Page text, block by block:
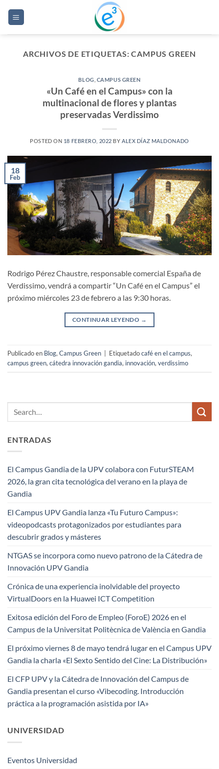
ARCHIVOS DE ETIQUETAS:CAMPUS GREEN
BLOG CAMPUS GREEN
«Un Café en el Campus» con la
multinacional de flores y plantas
preservadas Verdissimo
POSTED ON 18 FEBRERO, 2022 BY ALEX DÍAZ MALDONADO
18
Feb
Rodrigo Pérez Chaustre, responsable comercial España de
Verdissimo, vendrá a compartir “Un Café en el Campus” el
próximo miércoles 23 de febrero a las 9:30 horas.
CONTINUAR LEYENDO →
Publicado en Blog, Campus Green Etiquetadocafé en el campus,
campus green, cátedra innovación gandia, innovación, verdissimo
ENTRADAS
El Campus Gandia de la UPV colabora con FuturSTEAM
2026, la gran cita tecnológica del verano en la playa de
Gandia
El Campus UPV Gandia lanza «Tu Futuro Campus»:
videopodcasts protagonizados por estudiantes para
descubrir grados y másteres
NTGAS se incorpora como nuevo patrono de la Cátedra de
Innovación UPV Gandia
Crónica de una experiencia inolvidable del proyecto
VirtualDoors en la Huawei ICT Competition
Exitosa edición del Foro de Empleo (ForoE) 2026 en el
Campus de la Universitat Politècnica de València en Gandia
El próximo viernes 8 de mayo tendrá lugar en el Campus UPV
Gandia la charla «El Sexto Sentido del Cine: La Distribución»
El CFP UPV y la Cátedra de Innovación del Campus de
Gandia presentan el curso «Vibecoding. Introducción
práctica a la programación asistida por IA»
UNIVERSIDAD
Eventos Universidad